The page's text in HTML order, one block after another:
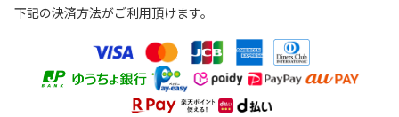
下記の決済方法がご利用頂けます。